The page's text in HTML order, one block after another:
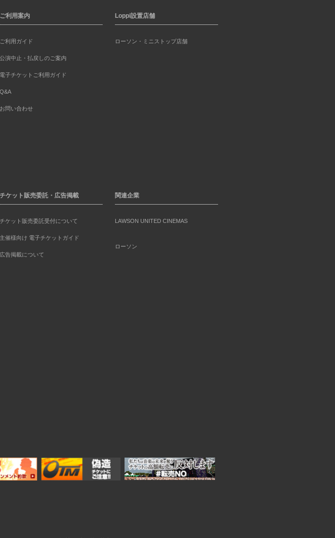
ご利用案内
ご利用ガイド
公演中止・払戻しのご案内
電子チケットご利用ガイド
Q&A
お問い合わせ
Loppi設置店舗
ローソン・ミニストップ店舗
チケット販売委託・広告掲載
チケット販売委託受付について
主催様向け 電子チケットガイド
広告掲載について
関連企業
LAWSON UNITED CINEMAS
ローソン